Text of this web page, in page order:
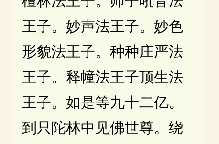
王子。妙声法王子。妙色
形貌法王子。种种庄严法
王子。释幢法王子顶生法
王子。如是等九十二亿。
到只陀林中见佛世尊。绕